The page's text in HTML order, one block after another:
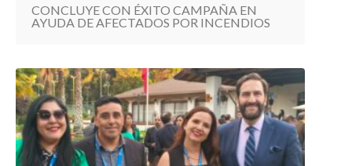
CONCLUYE CON ÉXITO CAMPAÑA EN
AYUDA DE AFECTADOS POR INCENDIOS